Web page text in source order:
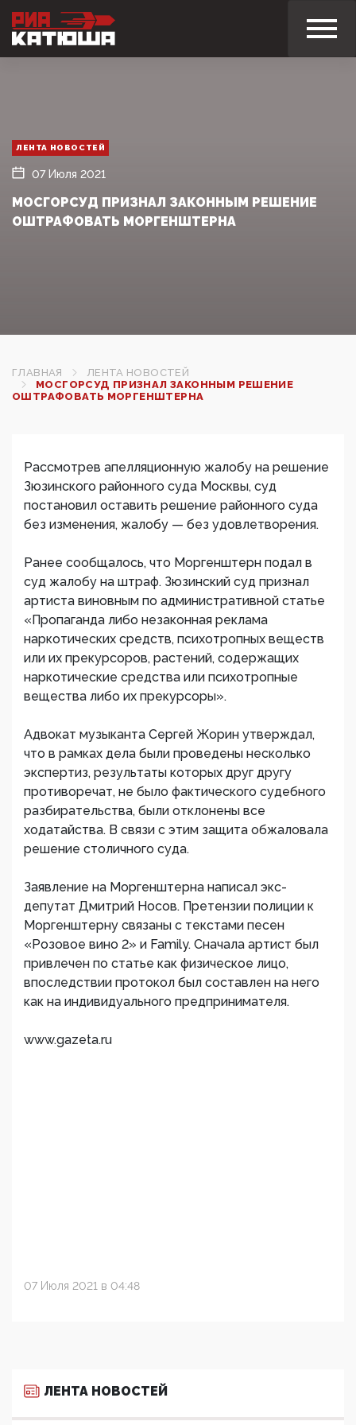
ЛЕНТА НОВОСТЕЙ
07 Июля 2021
МОСГОРСУД ПРИЗНАЛ ЗАКОННЫМ РЕШЕНИЕ
ОШТРАФОВАТЬ МОРГЕНШТЕРНА
ГЛАВНАЯ
ЛЕНТА НОВОСТЕЙ
МОСГОРСУД ПРИЗНАЛ ЗАКОННЫМ РЕШЕНИЕ
ОШТРАФОВАТЬ МОРГЕНШТЕРНА
Рассмотрев апелляционную жалобу на решение
Зюзинского районного суда Москвы, суд
постановил оставить решение районного суда
без изменения, жалобу — без удовлетворения.
Ранее сообщалось, что Моргенштерн подал в
суд жалобу на штраф. Зюзинский суд признал
артиста виновным по административной статье
«Пропаганда либо незаконная реклама
наркотических средств, психотропных веществ
или их прекурсоров, растений, содержащих
наркотические средства или психотропные
вещества либо их прекурсоры».
Адвокат музыканта Сергей Жорин утверждал,
что в рамках дела были проведены несколько
экспертиз, результаты которых друг другу
противоречат, не было фактического судебного
разбирательства, были отклонены все
ходатайства. В связи с этим защита обжаловала
решение столичного суда.
Заявление на Моргенштерна написал экс-
депутат Дмитрий Носов. Претензии полиции к
Моргенштерну связаны с текстами песен
«Розовое вино 2» и Family. Сначала артист был
привлечен по статье как физическое лицо,
впоследствии протокол был составлен на него
как на индивидуального предпринимателя.
www.gazeta.ru
07 Июля 2021 в 04:48
ЛЕНТА НОВОСТЕЙ